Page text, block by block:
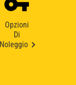
Opzioni
Di
Noleggio